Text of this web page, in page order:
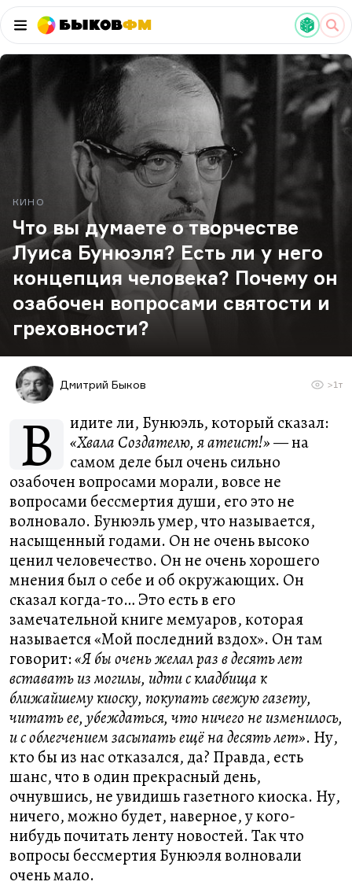
БыковФМ
КИНО
Что вы думаете о творчестве
Луиса Бунюэля? Есть ли у него
концепция человека? Почему он
озабочен вопросами святости и
греховности?
Дмитрий Быков >1т
В
идите ли, Бунюэль, который сказал:
«Хвала Создателю, я атеист!»— на
самом деле был очень сильно
озабочен вопросами морали, вовсе не
вопросами бессмертия души, его это не
волновало. Бунюэль умер, что называется,
насыщенный годами. Он не очень высоко
ценил человечество. Он не очень хорошего
мнения был о себе и об окружающих. Он
сказал когда-то… Это есть в его
замечательной книге мемуаров, которая
называется «Мой последний вздох». Он там
говорит:«Я бы очень желал раз в десять лет
вставать из могилы, идти с кладбища к
ближайшему киоску, покупать свежую газету,
читать ее, убеждаться, что ничего не изменилось,
и с облегчением засыпать ещё на десять лет». Ну,
кто бы из нас отказался, да? Правда, есть
шанс, что в один прекрасный день,
очнувшись, не увидишь газетного киоска. Ну,
ничего, можно будет, наверное, у кого-
нибудь почитать ленту новостей. Так что
вопросы бессмертия Бунюэля волновали
очень мало.